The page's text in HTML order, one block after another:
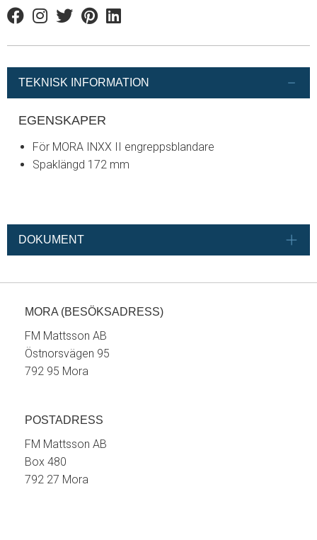
FacebookInstagram
TwitterPinterestLinkedin
TEKNISK INFORMATION
EGENSKAPER
För MORA INXX II engreppsblandare
Spaklängd 172 mm
DOKUMENT
MORA (BESÖKSADRESS)
FM Mattsson AB
Östnorsvägen 95
792 95 Mora
POSTADRESS
FM Mattsson AB
Box 480
792 27 Mora